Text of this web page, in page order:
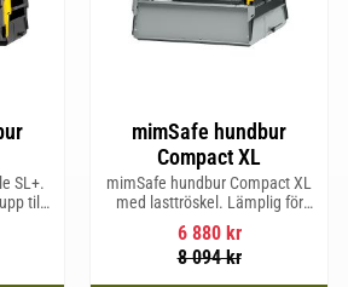
SL+.
till
mimSafe hundbur
Compact XL
mimSafe hundbur Compact XL
med lasttröskel. Lämplig för
hundraser upp till 58 cm i
mankhöjd.
6 880kr
8 094kr